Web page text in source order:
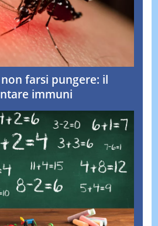
farsi pungere: il
immuni